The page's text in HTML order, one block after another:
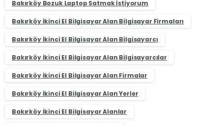
Bakırköy Bozuk Laptop Satmak İstiyorum
Bakırköy İkinci El Bilgisayar Alan Bilgisayar Firmaları
Bakırköy İkinci El Bilgisayar Alan Bilgisayarcı
Bakırköy İkinci El Bilgisayar Alan Bilgisayarcılar
Bakırköy İkinci El Bilgisayar Alan Firmalar
Bakırköy İkinci El Bilgisayar Alan Yerler
Bakırköy İkinci El Bilgisayar Alanlar